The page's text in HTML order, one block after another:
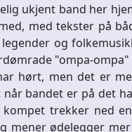
ukjent band her
med tekster på
og
"ompa-
hørt, men det er
bandet er på det
trekker ned
ødelegger